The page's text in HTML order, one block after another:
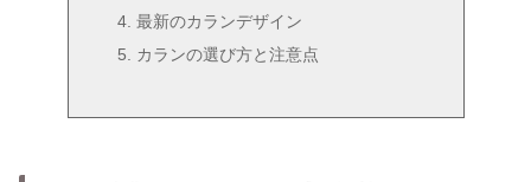
最新のカランデザイン
カランの選び方と注意点